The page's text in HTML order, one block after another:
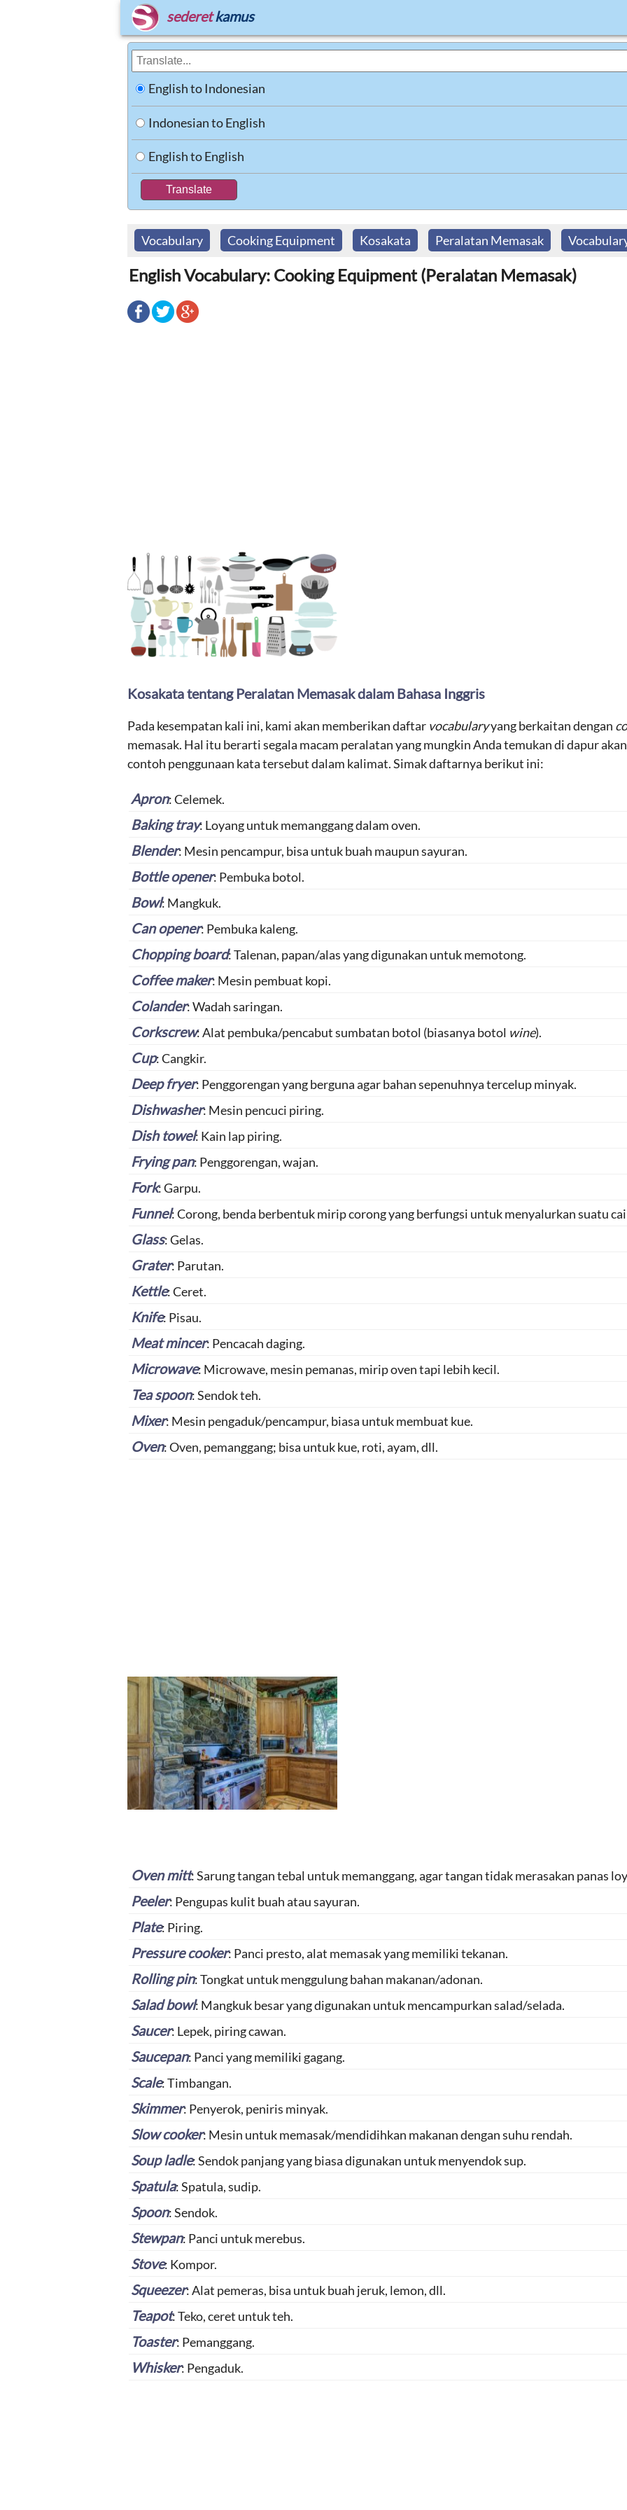
sederet kamus
English to Indonesian
Indonesian to English
English to English
Vocabulary Cooking Equipment Kosakata Peralatan Memasak
English Vocabulary: Cooking Equipment (Peralatan Memasak)
Kosakata tentang Peralatan Memasak dalam Bahasa Inggris
Pada kesempatan kali ini, kami akan memberikan daftar vocabularyyang berkaitan dengan
memasak. Hal itu berarti segala macam peralatan yang mungkin Anda temukan di dapur
contoh penggunaan kata tersebut dalam kalimat. Simak daftarnya berikut ini:
Apron: Celemek.
Baking tray: Loyang untuk memanggang dalam oven.
Blender: Mesin pencampur, bisa untuk buah maupun sayuran.
Bottle opener: Pembuka botol.
Bowl: Mangkuk.
Can opener: Pembuka kaleng.
Chopping board: Talenan, papan/alas yang digunakan untuk memotong.
Coffee maker: Mesin pembuat kopi.
Colander: Wadah saringan.
Corkscrew: Alat pembuka/pencabut sumbatan botol (biasanya botol wine).
Cup: Cangkir.
Deep fryer: Penggorengan yang berguna agar bahan sepenuhnya tercelup minyak.
Dishwasher: Mesin pencuci piring.
Dish towel: Kain lap piring.
Frying pan: Penggorengan, wajan.
Fork: Garpu.
Funnel: Corong, benda berbentuk mirip corong yang berfungsi untuk menyalurkan suatu
Glass: Gelas.
Grater: Parutan.
Kettle: Ceret.
Knife: Pisau.
Meat mincer: Pencacah daging.
Microwave: Microwave, mesin pemanas, mirip oven tapi lebih kecil.
Tea spoon: Sendok teh.
Mixer: Mesin pengaduk/pencampur, biasa untuk membuat kue.
Oven: Oven, pemanggang; bisa untuk kue, roti, ayam, dll.
Oven mitt: Sarung tangan tebal untuk memanggang, agar tangan tidak merasakan panas
Peeler: Pengupas kulit buah atau sayuran.
Plate: Piring.
Pressure cooker: Panci presto, alat memasak yang memiliki tekanan.
Rolling pin: Tongkat untuk menggulung bahan makanan/adonan.
Salad bowl: Mangkuk besar yang digunakan untuk mencampurkan salad/selada.
Saucer: Lepek, piring cawan.
Saucepan: Panci yang memiliki gagang.
Scale: Timbangan.
Skimmer: Penyerok, peniris minyak.
Slow cooker: Mesin untuk memasak/mendidihkan makanan dengan suhu rendah.
Soup ladle: Sendok panjang yang biasa digunakan untuk menyendok sup.
Spatula: Spatula, sudip.
Spoon: Sendok.
Stewpan: Panci untuk merebus.
Stove: Kompor.
Squeezer: Alat pemeras, bisa untuk buah jeruk, lemon, dll.
Teapot: Teko, ceret untuk teh.
Toaster: Pemanggang.
Whisker: Pengaduk.